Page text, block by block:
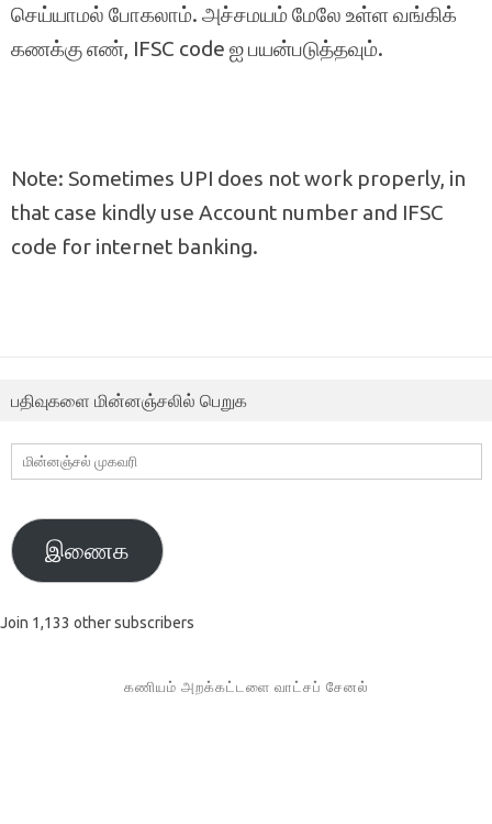
செய்யாமல் போகலாம். அச்சமயம் மேலே உள்ள வங்கிக்
கணக்கு எண், IFSC code ஐ பயன்படுத்தவும்.
Note: Sometimes UPI does not work properly, in
that case kindly use Account number and IFSC
code for internet banking.
பதிவுகளை மின்னஞ்சலில் பெறுக
மின்னஞ்சல்
முகவரி
இணைக
Join 1,133 other subscribers
கணியம் அறக்கட்டளை வாட்சப் சேனல்